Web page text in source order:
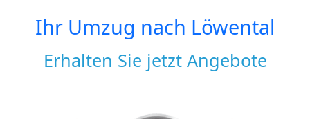
Ihr Umzug nach Löwental
Erhalten Sie jetzt Angebote